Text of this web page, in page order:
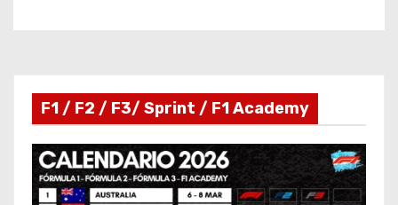
F1 / F2 / F3/ Sprint / F1 Academy